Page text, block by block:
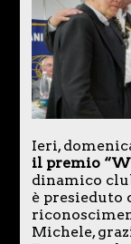
Ieri,
il premio
dinamico
è presieduto
Michele,